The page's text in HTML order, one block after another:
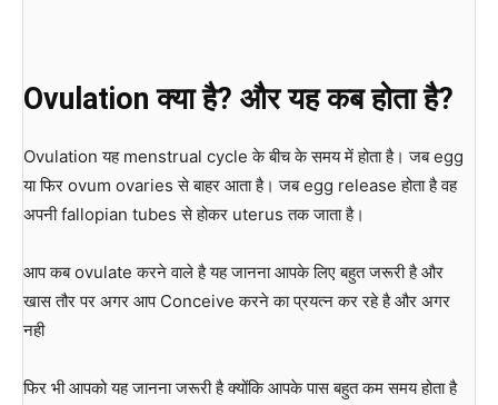
Ovulationक्या है? और यह कब होता है?
Ovulation यह menstrual cycle के बीच के समय में होता है। जब egg
या फिर ovum ovaries से बाहर आता है। जब egg release होता है वह
अपनी fallopian tubes से होकर uterus तक जाता है।
आप कब ovulate करने वाले है यह जानना आपके लिए बहुत जरूरी है और
खास तौर पर अगर आप Conceive करने का प्रयत्न कर रहे है और अगर
नही
फिर भी आपको यह जानना जरूरी है क्योंकि आपके पास बहुत कम समय होता है